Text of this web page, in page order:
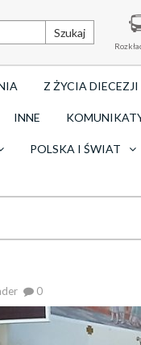
Szukaj
Z ŻYCIA DIECEZJI
INNE
POLSKA I ŚWIAT
0